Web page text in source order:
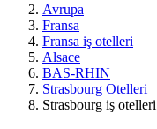
Avrupa
Fransa
Fransa iş otelleri
Alsace
BAS-RHIN
Strasbourg Otelleri
Strasbourg iş otelleri